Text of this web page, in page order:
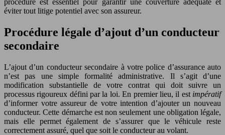
éviter tout litige potentiel avec son assureur.
Procédure légale d’ajout d’un conducteur
secondaire
L’ajout d’un conducteur secondaire à votre police d’assurance auto
n’est pas une simple formalité administrative. Il s’agit d’une
modification substantielle de votre contrat qui doit suivre un
processus rigoureux défini par la loi. En premier lieu, il est impératif
d’informer votre assureur de votre intention d’ajouter un nouveau
conducteur. Cette démarche est non seulement une obligation légale,
mais elle permet également de s’assurer que le véhicule reste
correctement assuré, quel que soit le conducteur au volant.